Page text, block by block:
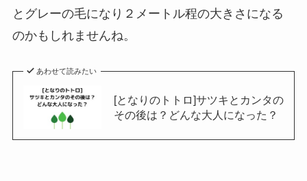
とグレーの毛になり２メートル程の大きさになる
のかもしれませんね。
あわせて読みたい
[となりのトトロ]サツキとカンタの
その後は？どんな大人になった？